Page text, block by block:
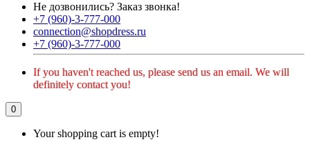
Не дозвонились? Заказ звонка!
+7 (960)-3-777-000
connection@shopdress.ru
+7 (960)-3-777-000
If you haven't reached us, please send us an email. We will
definitely contact you!
0
Your shopping cart is empty!